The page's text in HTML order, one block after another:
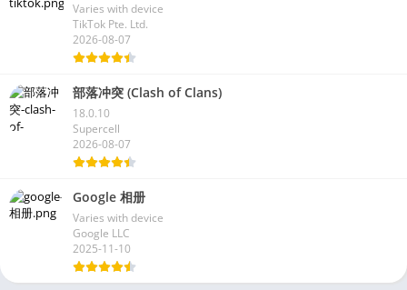
Varies with device
TikTok Pte. Ltd.
2026-08-07
部落冲突 (Clash of Clans)
18.0.10
Supercell
2026-08-07
Google 相册
Varies with device
Google LLC
2025-11-10